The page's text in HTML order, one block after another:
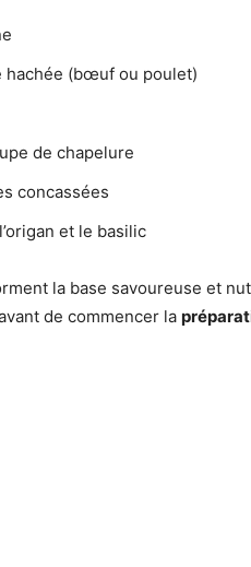
hachée (bœuf ou poulet)
de chapelure
concassées
et le basilic
la base savoureuse et
de commencer la